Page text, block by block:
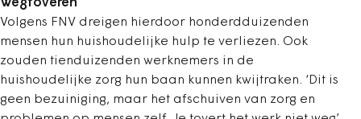
Volgens FNV dreigen hierdoor honderdduizenden
mensen hun huishoudelijke hulp te verliezen. Ook
zouden tienduizenden werknemers in de
huishoudelijke zorg hun baan kunnen kwijtraken. ‘Dit is
geen bezuiniging, maar het afschuiven van zorg en